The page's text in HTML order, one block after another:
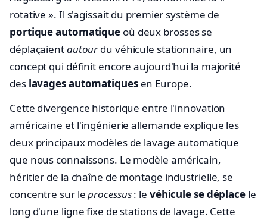
rotative ». Il s'agissait du premier système de
portique automatique où deux brosses se
déplaçaientautourdu véhicule stationnaire, un
concept qui définit encore aujourd'hui la majorité
des lavages automatiquesen Europe.
Cette divergence historique entre l'innovation
américaine et l'ingénierie allemande explique les
deux principaux modèles de lavage automatique
que nous connaissons. Le modèle américain,
héritier de la chaîne de montage industrielle, se
concentre sur leprocessus: le véhicule se déplacele
long d'une ligne fixe de stations de lavage. Cette